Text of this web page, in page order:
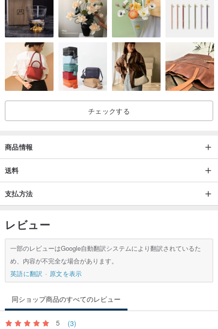
チェックする
商品情報
送料
支払方法
レビュー
一部のレビューはGoogle自動翻訳システムにより翻訳されているた
め、内容が不完全な場合があります。
英語に翻訳
原文を表示
同ショップ商品のすべてのレビュー
5 (3)